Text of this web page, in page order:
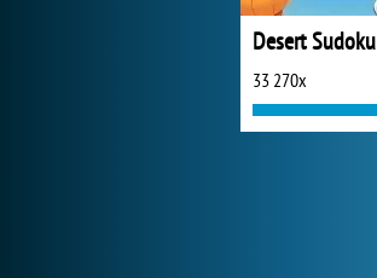
Desert Sudoku
33 270x